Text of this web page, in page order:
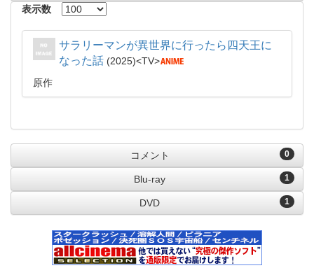
表示数
サラリーマンが異世界に行ったら四天王に
なった話
2025
TV
原作
0
コメント
1
Blu-ray
1
DVD